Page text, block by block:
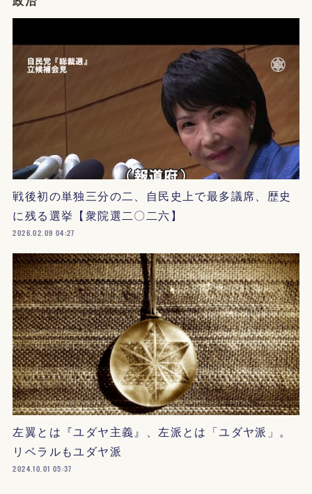
戦後初の単独三分の二、自民史上で最多議席、歴史
に残る選挙【衆院選二〇二六】
2026.02.09 04:27
左翼とは『ユダヤ主義』、左派とは「ユダヤ派」。
リベラルもユダヤ派
2024.10.01 05:37